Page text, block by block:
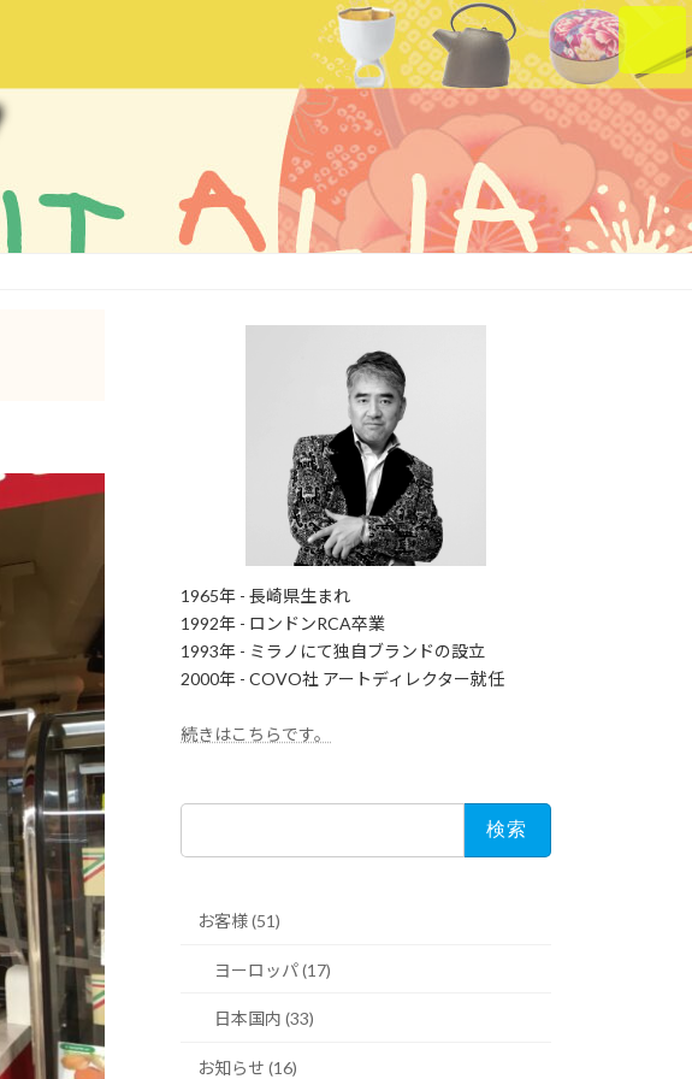
1965年 - 長崎県生まれ
1992年 - ロンドンRCA卒業
1993年 - ミラノにて独自ブランドの設立
2000年 - COVO社 アートディレクター就任
続きはこちらです。
お客様 (51)
ヨーロッパ (17)
日本国内 (33)
お知らせ (16)